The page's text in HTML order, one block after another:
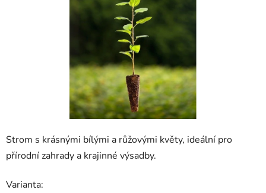
Strom s krásnými bílými a růžovými květy, ideální pro
přírodní zahrady a krajinné výsadby.
Varianta: